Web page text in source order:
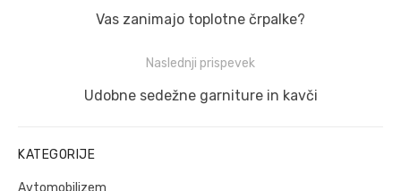
prispevkaPrejšnji
Vas zanimajo toplotne črpalke?
Naslednji prispevek
Naslednji
Udobne sedežne garniture in kavči
KATEGORIJE